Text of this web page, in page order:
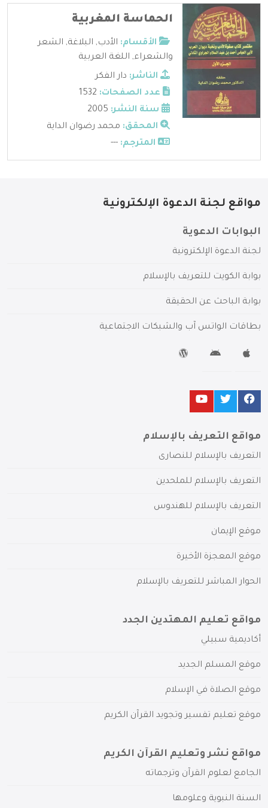
الحماسة المغربية
الأقسام: الأدب, البلاغة, الشعر
والشعراء, اللغة العربية
الناشر: دار الفكر
عدد الصفحات:
سنة النشر:
المحقق: محمد رضوان الداية
المترجم: ---
مواقع لجنة الدعوة الإلكترونية
البوابات الدعوية
لجنة الدعوة الإلكترونية
بوابة الكويت للتعريف بالإسلام
بوابة الباحث عن الحقيقة
بطاقات الواتس آب والشبكات الاجتماعية
مواقع التعريف بالإسلام
التعريف بالإسلام للنصارى
التعريف بالإسلام للملحدين
التعريف بالإسلام للهندوس
موقع الإيمان
موقع المعجزة الأخيرة
الحوار المباشر للتعريف بالإسلام
مواقع تعليم المهتدين الجدد
أكاديمية سبيلي
موقع المسلم الجديد
موقع الصلاة في الإسلام
موقع تعليم تفسير وتجويد القرآن الكريم
مواقع نشر وتعليم القرآن الكريم
الجامع لعلوم القرآن وترجماته
السنة النبوية وعلومها